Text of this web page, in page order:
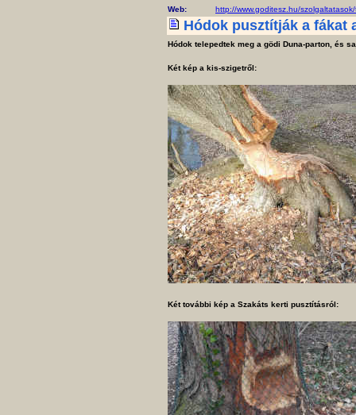
Web:
http://www.goditesz.hu/
Hódok pusztítják a fákat
Hódok telepedtek meg a gödi Duna-parton, és
Két kép a kis-szigetről:
Két további kép a Szakáts kerti pusztításról: